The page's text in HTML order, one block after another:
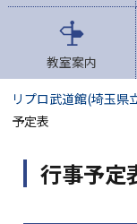
教室案内
リプロ武道館(埼玉県
予定表
行事予定